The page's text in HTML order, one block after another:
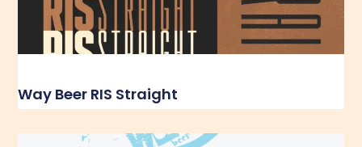
Way Beer RIS Straight